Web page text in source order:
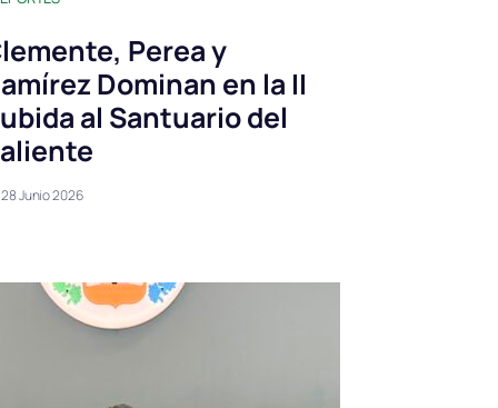
Perea y
Dominan en la II
al Santuario del
28 Junio 2026